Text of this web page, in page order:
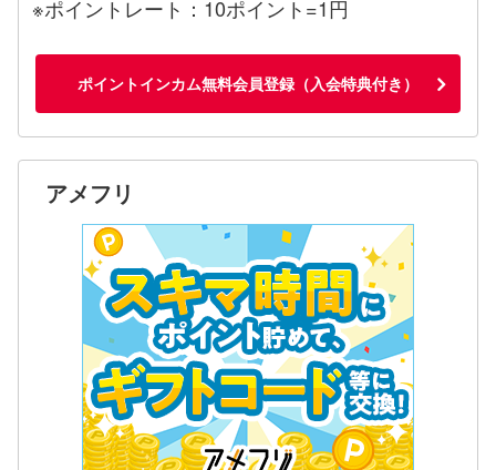
※ポイントレート：10ポイント=1円
ポイントインカム無料会員登録（入会特典付き）
アメフリ